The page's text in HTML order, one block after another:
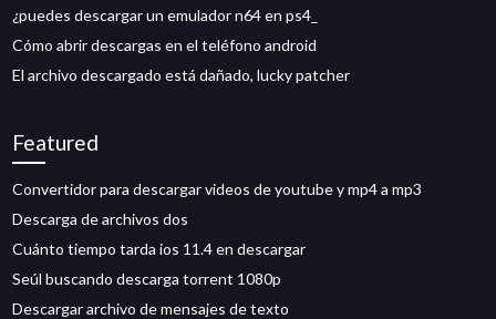
¿puedes descargar un emulador n64 en ps4_
Cómo abrir descargas en el teléfono android
El archivo descargado está dañado, lucky patcher
Featured
Convertidor para descargar videos de youtube y mp4 a mp3
Descarga de archivos dos
Cuánto tiempo tarda ios 11.4 en descargar
Seúl buscando descarga torrent 1080p
Descargar archivo de mensajes de texto